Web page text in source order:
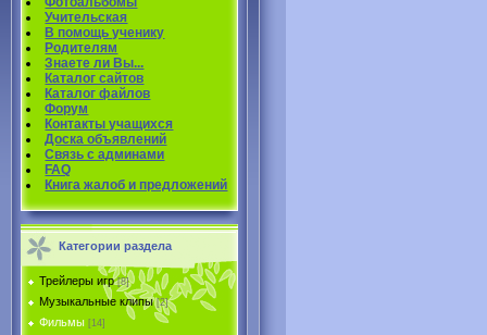
Учительская
В помощь ученику
Родителям
Знаете ли Вы...
Каталог сайтов
Каталог файлов
Форум
Контакты учащихся
Доска объявлений
Связь с админами
FAQ
Книга жалоб и предложений
Категории раздела
Трейлеры игр [8]
Музыкальные клипы [2]
Фильмы [14]